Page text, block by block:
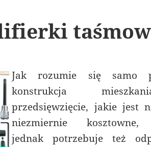
Jak rozumie się samo
konstrukcja
przedsięwzięcie, jakie jest
niezmiernie kosztowne,
jednak potrzebuje też